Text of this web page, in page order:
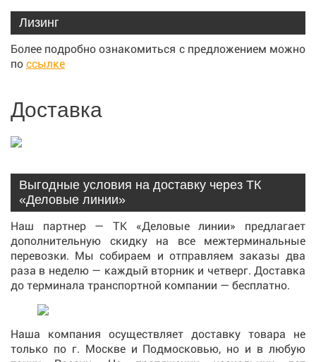
Лизинг
Более подробно ознакомиться с предложением можно
по ссылке
Доставка
Выгодные условия на доставку через ТК
«Деловые линии»
Наш партнер — ТК «Деловые линии» предлагает
дополнительную скидку на все межтерминальные
перевозки. Мы собираем и отправляем заказы два
раза в неделю — каждый вторник и четверг. Доставка
до терминала транспортной компании — бесплатно.
Наша компания осуществляет доставку товара не
только по г. Москве и Подмосковью, но и в любую